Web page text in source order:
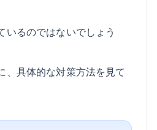
いるのではないでしょう
、具体的な対策方法を見て